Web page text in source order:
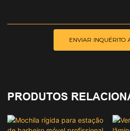
ENVIAR INQUÉRITO
PRODUTOS